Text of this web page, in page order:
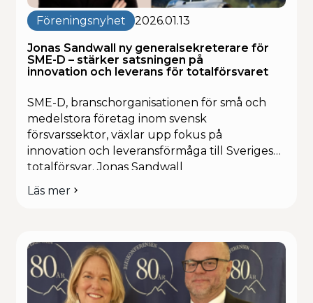
och
säkerhet
Föreningsnyhet 2026.01.13
Jonas Sandwall ny generalsekreterare för
SME-D – stärker satsningen på
innovation och leverans för totalförsvaret
SME-D, branschorganisationen för små och
medelstora företag inom svensk
försvarssektor, växlar upp fokus på
innovation och leveransförmåga till Sveriges
totalförsvar. Jonas Sandwall
organisationen. Med en bakgrund inom
näringsliv och forskning tar Jonas Sandwall
rollen som generalsekreterare. Målbilden är
tydlig: att skapa strukturer som ger små och
medelstora bolag en naturlig väg in […]
Läs mer
om
generalsekreterare
för
SME-
D